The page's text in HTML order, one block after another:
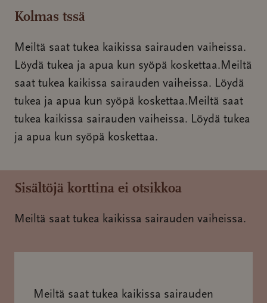
Kolmas tssä
Meiltä saat tukea kaikissa sairauden vaiheissa.
Löydä tukea ja apua kun syöpä koskettaa.Meiltä
saat tukea kaikissa sairauden vaiheissa. Löydä
tukea ja apua kun syöpä koskettaa.Meiltä saat
tukea kaikissa sairauden vaiheissa. Löydä tukea
ja apua kun syöpä koskettaa.
Sisältöjä korttina ei otsikkoa
Meiltä saat tukea kaikissa sairauden vaiheissa.
Meiltä saat tukea kaikissa sairauden